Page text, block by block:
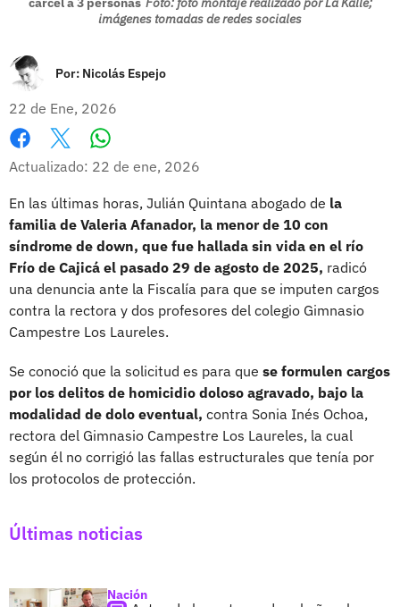
imágenes tomadas de redes sociales
Por: Nicolás Espejo
22 de Ene, 2026
Facebook
X
Actualizado: 22 de ene, 2026
En las últimas horas, Julián Quintana abogado de la
familia de Valeria Afanador, la menor de 10 con
síndrome de down, que fue hallada sin vida en el río
Frío de Cajicá el pasado 29 de agosto de 2025, radicó
una denuncia ante la Fiscalía para que se imputen cargos
contra la rectora y dos profesores del colegio Gimnasio
Campestre Los Laureles.
Se conoció que la solicitud es para que se formulen cargos
por los delitos de homicidio doloso agravado, bajo la
modalidad de dolo eventual, contra Sonia Inés Ochoa,
rectora del Gimnasio Campestre Los Laureles, la cual
según él no corrigió las fallas estructurales que tenía por
los protocolos de protección.
Últimas noticias
Nación